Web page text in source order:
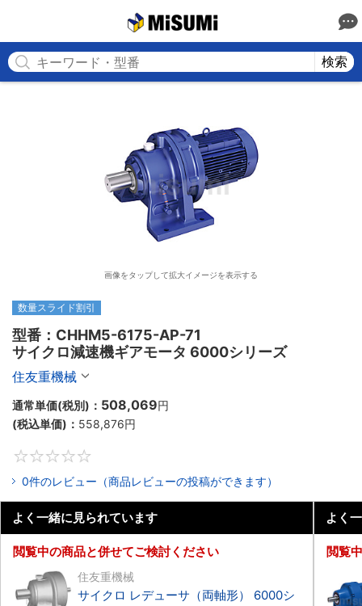
検索
画像をタップして拡大イメージを表示する
数量スライド割引
型番：CHHM5-6175-AP-71
サイクロ減速機ギアモータ 6000シリーズ
住友重機械
通常単価(税別)： 508,069円
(税込単価)： 558,876円
0件のレビュー（商品レビューの投稿ができます）
よく一緒に見られています
閲覧中の商品と併せてご検討ください
住友重機械
サイクロ レデューサ（両軸形） 6000シ
よく
閲覧